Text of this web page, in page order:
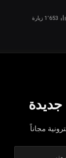
1٬653 زيارة
جديدة
مجاناً